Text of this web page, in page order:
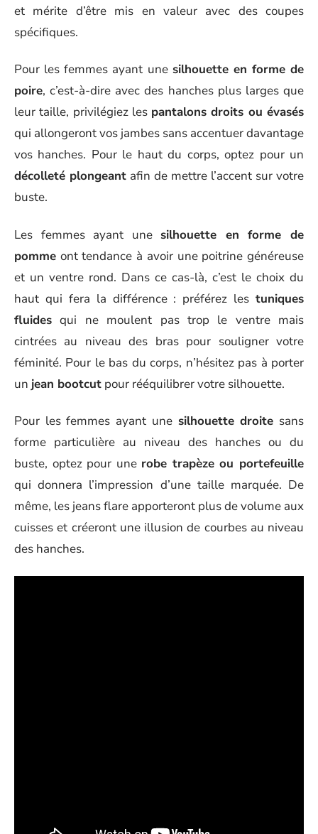
et mérite d’être mis en valeur avec des coupes
spécifiques.
Pour les femmes ayant une silhouette en forme de
poire, c’est-à-dire avec des hanches plus larges que
leur taille, privilégiez les pantalons droits ou évasés
qui allongeront vos jambes sans accentuer davantage
vos hanches. Pour le haut du corps, optez pour un
décolleté plongeant afin de mettre l’accent sur votre
buste.
Les femmes ayant une silhouette en forme de
pomme ont tendance à avoir une poitrine généreuse
et un ventre rond. Dans ce cas-là, c’est le choix du
haut qui fera la différence : préférez les tuniques
fluides qui ne moulent pas trop le ventre mais
cintrées au niveau des bras pour souligner votre
féminité. Pour le bas du corps, n’hésitez pas à porter
un jean bootcut pour rééquilibrer votre silhouette.
Pour les femmes ayant une silhouette droite sans
forme particulière au niveau des hanches ou du
buste, optez pour une robe trapèze ou portefeuille
qui donnera l’impression d’une taille marquée. De
même, les jeans flare apporteront plus de volume aux
cuisses et créeront une illusion de courbes au niveau
des hanches.